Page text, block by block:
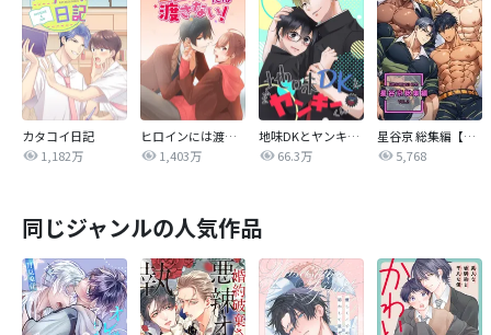
カタコイ日記
1,182万
ヒロインには渡さない！
1,403万
地味DKとヤンキーくん
66.3万
星谷京 総集編【白抜き修正版】
5,768
同じジャンルの人気作品